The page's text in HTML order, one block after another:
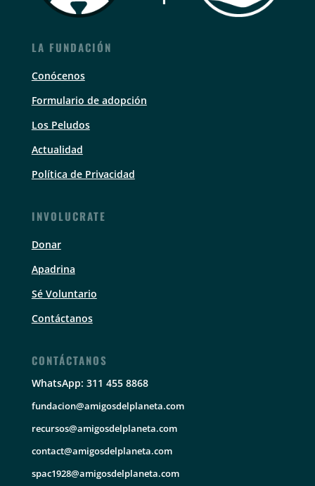
LA FUNDACIÓN
Conócenos
Formulario de adopción
Los Peludos
Actualidad
Política de Privacidad
INVOLUCRATE
Donar
Apadrina
Sé Voluntario
Contáctanos
CONTÁCTANOS
WhatsApp: 311 455 8868
fundacion@amigosdelplaneta.com
recursos@amigosdelplaneta.com
contact@amigosdelplaneta.com
spac1928@amigosdelplaneta.com